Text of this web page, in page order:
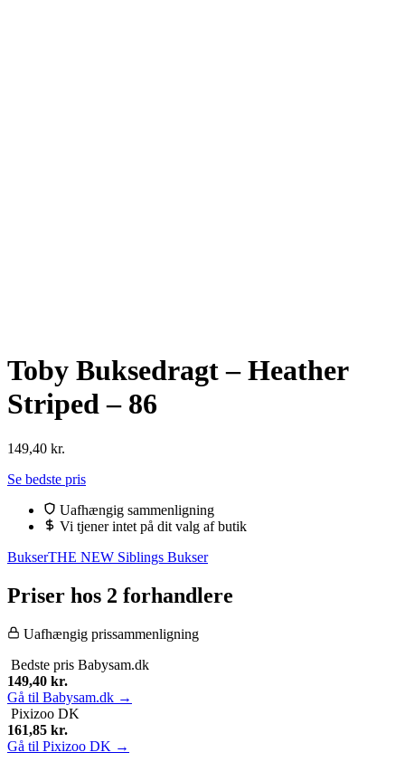
Toby Buksedragt – Heather
Striped – 86
149,40 kr.
Se bedste pris
Uafhængig sammenligning
Vi tjener intet på dit valg af butik
BukserTHE NEW Siblings Bukser
Priser hos 2 forhandlere
Uafhængig prissammenligning
Bedste pris Babysam.dk
149,40 kr.
Gå til Babysam.dk →
Pixizoo DK
161,85 kr.
Gå til Pixizoo DK →